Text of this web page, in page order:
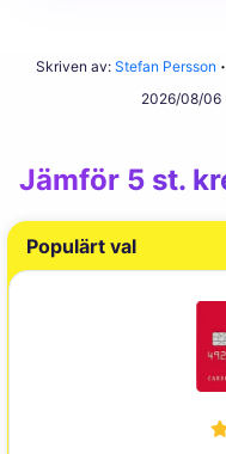
Skriven av: Stefan Persson
2026/08/06
Jämför 5 st.
Populärt val